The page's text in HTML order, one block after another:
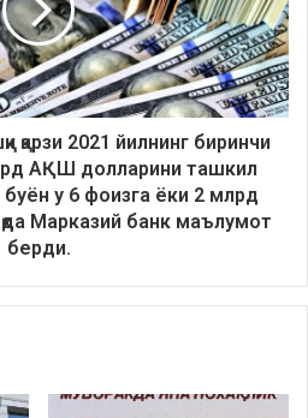
қарзи 2021 йилнинг биринчи
АҚШ долларини ташкил
у 6 фоизга ёки 2 млрд
Марказий банк маълумот
берди.